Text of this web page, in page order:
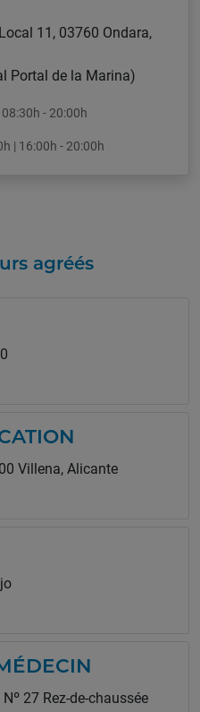
11, 03760 Ondara,
Portal de la Marina)
08:30h - 20:00h
| 16:00h - 20:00h
agréés
Villena, Alicante
27 Rez-de-chaussée